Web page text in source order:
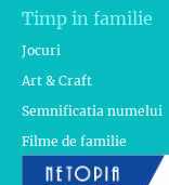
Timp in familie
Jocuri
Art & Craft
Semnificatia numelui
Filme de familie